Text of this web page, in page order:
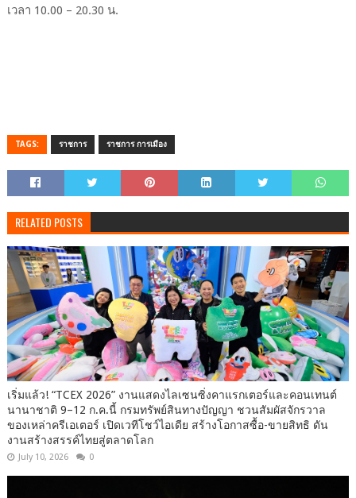
เวลา 10.00 – 20.30 น.
TAGS: ราชการ ราชการ การเมือง
RELATED POSTS
เริ่มแล้ว! “TCEX 2026” งานแสดงไลเซนซิ่งคาแรกเตอร์และคอนเทนต์
นานาชาติ 9–12 ก.ค.นี้ กรมทรัพย์สินทางปัญญา ชวนสัมผัสจักรวาล
ของเหล่าครีเอเตอร์ เปิดเวทีโชว์ไอเดีย สร้างโอกาสซื้อ-ขายสิทธิ ดัน
งานสร้างสรรค์ไทยสู่ตลาดโลก
July 10, 2026 0